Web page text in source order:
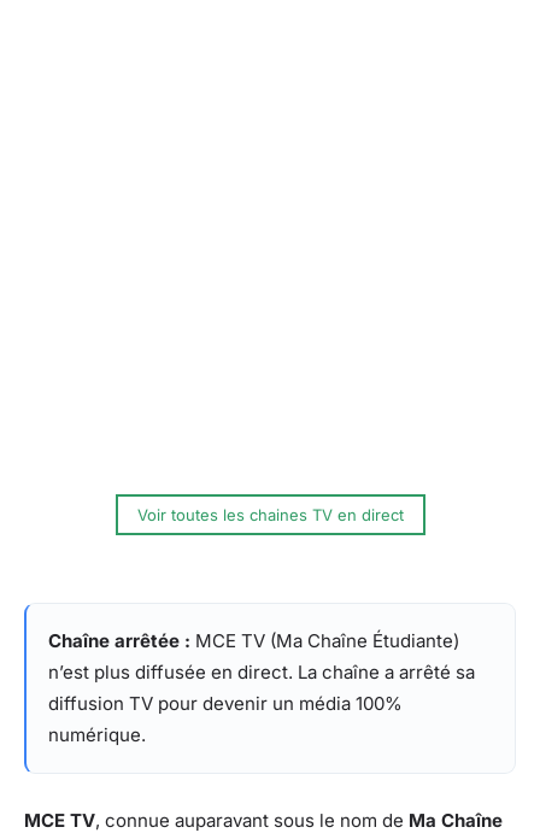
Voir toutes les chaines TV en direct
Chaîne arrêtée : MCE TV (Ma Chaîne Étudiante)
n’est plus diffusée en direct. La chaîne a arrêté sa
diffusion TV pour devenir un média 100%
numérique.
MCE TV, connue auparavant sous le nom de Ma Chaîne